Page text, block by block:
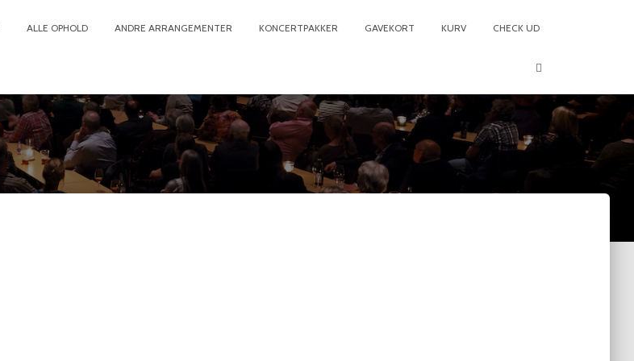
ALLE OPHOLD ANDRE ARRANGEMENTER KONCERTPAKKER GAVEKORT KURV CHECK UD